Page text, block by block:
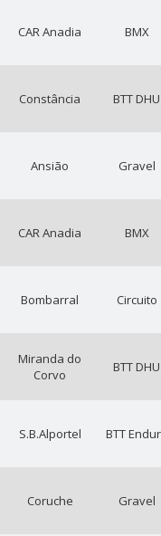
CAR Anadia BMX
Constância BTT DHU
Ansião Gravel
CAR Anadia BMX
Bombarral Circuito
Miranda do
Corvo
BTT DHU
S.B.Alportel BTT
Coruche Gravel